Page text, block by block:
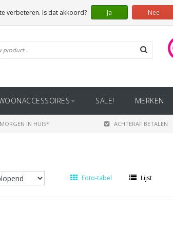
SALE! MERKEN
IN HUIS* ACHTERAF BETALEN
Foto-tabel Lijst
verbeteren. Is dat akkoord? Ja Nee